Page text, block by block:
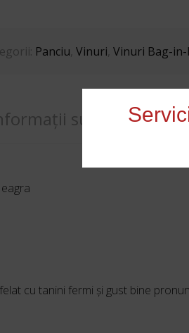
Panciu Vinuri Vinuri Bag-
suplimentare
cu tanini fermi şi gust bine